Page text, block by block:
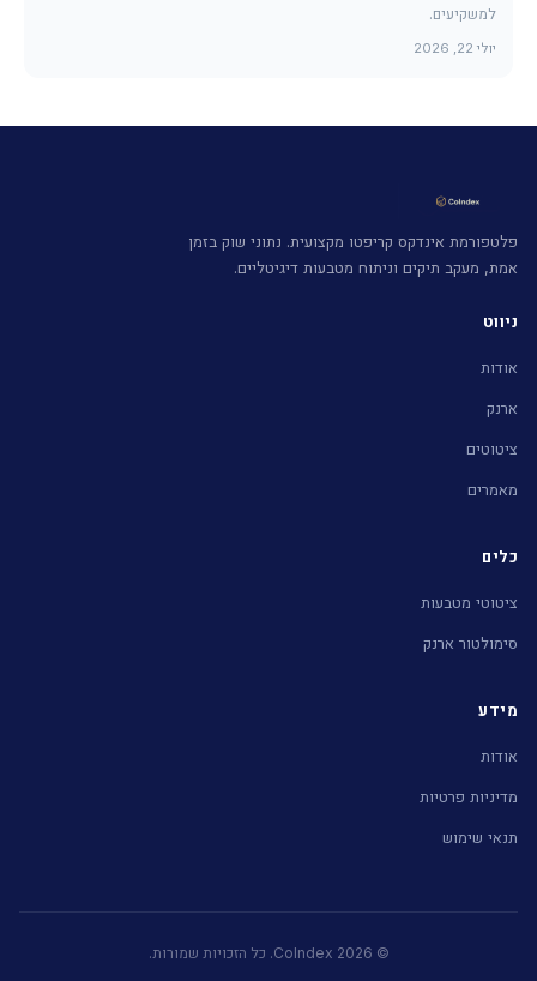
למשקיעים.
יולי 22, 2026
פלטפורמת אינדקס קריפטו מקצועית. נתוני שוק בזמן
אמת, מעקב תיקים וניתוח מטבעות דיגיטליים.
ניווט
אודות
ארנק
ציטוטים
מאמרים
כלים
ציטוטי מטבעות
סימולטור ארנק
מידע
אודות
מדיניות פרטיות
תנאי שימוש
© 2026 CoIndex. כל הזכויות שמורות.